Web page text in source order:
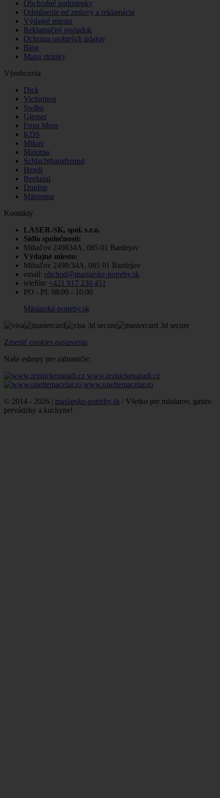
Obchodné podmienky
Odstúpenie od zmluvy a reklamácia
Výdajné miesto
Reklamačný poriadok
Ochrana osobných údajov
Blog
Mapa stránky
Výrobcovia
Dick
Victorinox
Swibo
Giesser
Frost Mora
KDS
Mikov
Maxima
Schlachthausfreund
Hendi
Beeketal
Dunlop
Mäspoma
Kontakty
LASER-SK, spol. s.r.o.
Sídlo spoločnosti:
Mihaľov 249834A, 085 01 Bardejov
Výdajné miesto:
Mihaľov 2498/34A, 085 01 Bardejov
email: obchod@masiarske-potreby.sk
telefón: +421 917 230 451
PO - PI: 08:00 - 16:00
Mäsiarské-potreby.sk
Zmeniť cookies nastavenia
Naše eshopy pre zahraničie:
www.reznickenaradi.cz
www.uneltemacelar.ro
© 2014 - 2026 | masiarske-potreby.sk / Všetko pre mäsiarov, gastro
prevádzky a kuchyne!